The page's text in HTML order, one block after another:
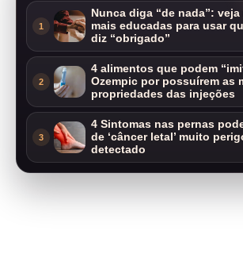
1
Nunca diga “de nada”:
mais educadas para usar
diz “obrigado”
2
4 alimentos que podem
Ozempic por possuírem as
propriedades das injeções
3
4 Sintomas nas pernas
de ‘câncer letal’ muito
detectado